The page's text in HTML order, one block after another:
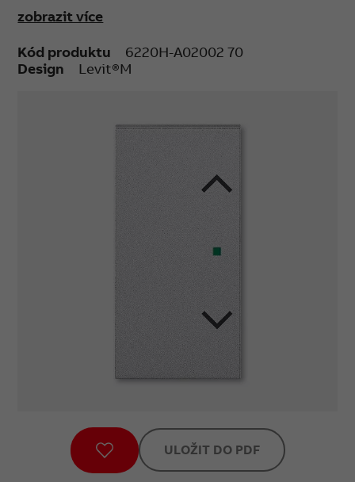
zobrazit více
Kód produktu
6220H-A02002 70
Design
Levit®M
ULOŽIT DO PDF